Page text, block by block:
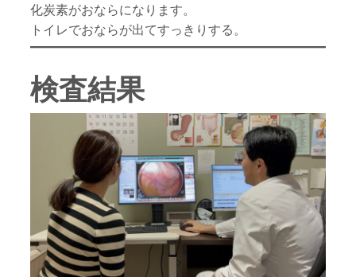
化炭素がおならになります。
トイレでおならが出てすっきりする。
検査結果